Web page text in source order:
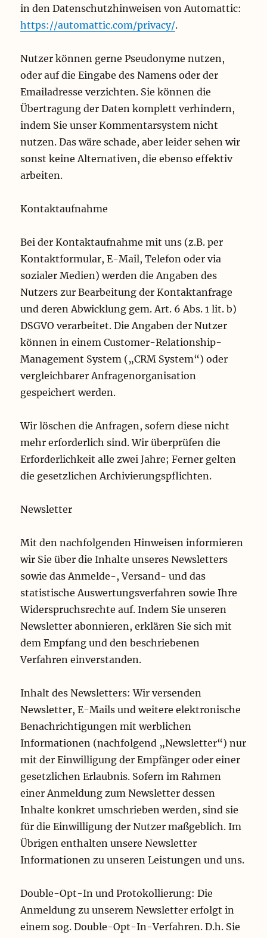
in den Datenschutzhinweisen von Automattic:
https://automattic.com/privacy/.
Nutzer können gerne Pseudonyme nutzen,
oder auf die Eingabe des Namens oder der
Emailadresse verzichten. Sie können die
Übertragung der Daten komplett verhindern,
indem Sie unser Kommentarsystem nicht
nutzen. Das wäre schade, aber leider sehen wir
sonst keine Alternativen, die ebenso effektiv
arbeiten.
Kontaktaufnahme
Bei der Kontaktaufnahme mit uns (z.B. per
Kontaktformular, E-Mail, Telefon oder via
sozialer Medien) werden die Angaben des
Nutzers zur Bearbeitung der Kontaktanfrage
und deren Abwicklung gem. Art. 6 Abs. 1 lit. b)
DSGVO verarbeitet. Die Angaben der Nutzer
können in einem Customer-Relationship-
Management System („CRM System“) oder
vergleichbarer Anfragenorganisation
gespeichert werden.
Wir löschen die Anfragen, sofern diese nicht
mehr erforderlich sind. Wir überprüfen die
Erforderlichkeit alle zwei Jahre; Ferner gelten
die gesetzlichen Archivierungspflichten.
Newsletter
Mit den nachfolgenden Hinweisen informieren
wir Sie über die Inhalte unseres Newsletters
sowie das Anmelde-, Versand- und das
statistische Auswertungsverfahren sowie Ihre
Widerspruchsrechte auf. Indem Sie unseren
Newsletter abonnieren, erklären Sie sich mit
dem Empfang und den beschriebenen
Verfahren einverstanden.
Inhalt des Newsletters: Wir versenden
Newsletter, E-Mails und weitere elektronische
Benachrichtigungen mit werblichen
Informationen (nachfolgend „Newsletter“) nur
mit der Einwilligung der Empfänger oder einer
gesetzlichen Erlaubnis. Sofern im Rahmen
einer Anmeldung zum Newsletter dessen
Inhalte konkret umschrieben werden, sind sie
für die Einwilligung der Nutzer maßgeblich. Im
Übrigen enthalten unsere Newsletter
Informationen zu unseren Leistungen und uns.
Double-Opt-In und Protokollierung: Die
Anmeldung zu unserem Newsletter erfolgt in
einem sog. Double-Opt-In-Verfahren. D.h. Sie